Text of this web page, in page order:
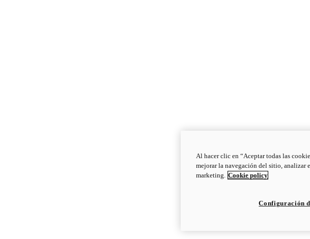
Al hacer clic en “Aceptar todas las
mejorar la navegación del sitio, analizar
marketing. Cookie policy
Configuración